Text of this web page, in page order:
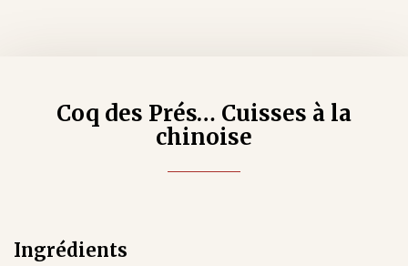
Coq des Prés… Cuisses à la
chinoise
Ingrédients